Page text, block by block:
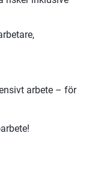
arbete – för